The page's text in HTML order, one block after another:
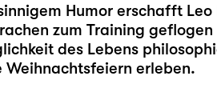
Humor erschafft Leo
zum Training
des Lebens
Weihnachtsfeiern erleben.